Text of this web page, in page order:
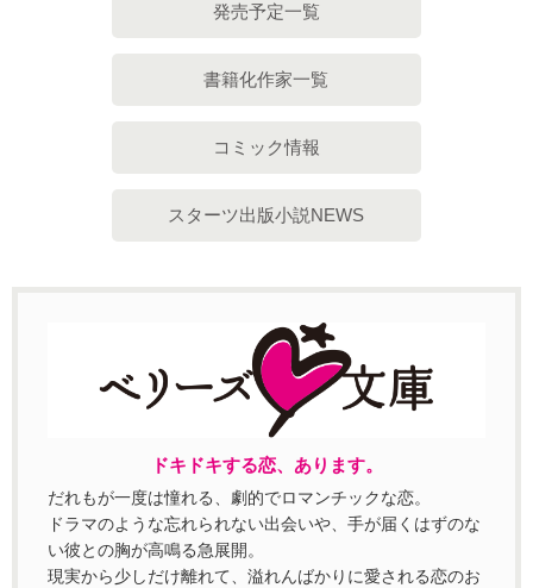
発売予定一覧
書籍化作家一覧
コミック情報
スターツ出版小説NEWS
ドキドキする恋、あります。
だれもが一度は憧れる、劇的でロマンチックな恋。
ドラマのような忘れられない出会いや、手が届くはずのな
い彼との胸が高鳴る急展開。
現実から少しだけ離れて、溢れんばかりに愛される恋のお